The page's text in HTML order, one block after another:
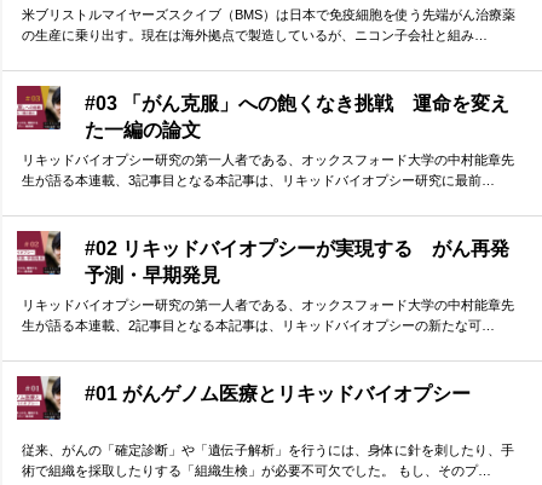
米ブリストルマイヤーズスクイブ（BMS）は日本で免疫細胞を使う先端がん治療薬
の生産に乗り出す。現在は海外拠点で製造しているが、ニコン子会社と組み…
#03 「がん克服」への飽くなき挑戦 運命を変え
た一編の論文
リキッドバイオプシー研究の第一人者である、オックスフォード大学の中村能章先
生が語る本連載、3記事目となる本記事は、リキッドバイオプシー研究に最前…
#02 リキッドバイオプシーが実現する がん再発
予測・早期発見
リキッドバイオプシー研究の第一人者である、オックスフォード大学の中村能章先
生が語る本連載、2記事目となる本記事は、リキッドバイオプシーの新たな可…
#01 がんゲノム医療とリキッドバイオプシー
従来、がんの「確定診断」や「遺伝子解析」を行うには、身体に針を刺したり、手
術で組織を採取したりする「組織生検」が必要不可欠でした。 もし、そのプ…